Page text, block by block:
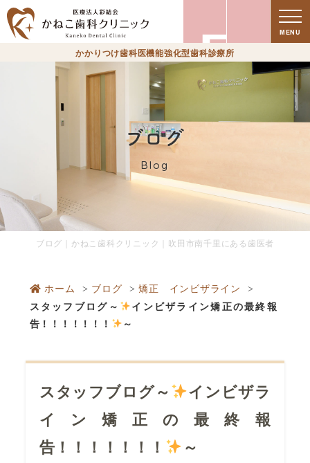
療
時
MENU
かかりつけ歯科医機能強化型歯科診療所
ブログ
Blog
ブログ｜かねこ歯科クリニック｜吹田市南千里にある歯医者
ホーム ブログ
矯正 インビザライン
スタッフブログ～
インビザライン矯正の最終報
告！！！！！！！
～
スタッフブログ～
インビザラ
イン矯正の最終報
告！！！！！！！
～